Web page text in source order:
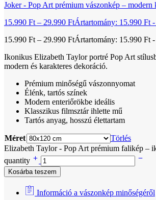
Joker - Pop Art prémium vászonkép – modern
15.990 Ft – 29.990 FtÁrtartomány: 15.990 Ft
15.990 Ft – 29.990 FtÁrtartomány: 15.990 Ft
Ikonikus Elizabeth Taylor portré Pop Art
modern és karakteres dekoráció.
Prémium minőségű vászonnyomat
Élénk, tartós színek
Modern enteriőrökbe ideális
Klasszikus filmsztár ihlette mű
Tartós anyag, hosszú élettartam
Méret
Törlés
Elizabeth Taylor - Pop Art prémium falikép –
quantity
Kosárba teszem
Információ a vászonkép minőségéről